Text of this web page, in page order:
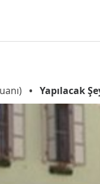
• Yapılacak